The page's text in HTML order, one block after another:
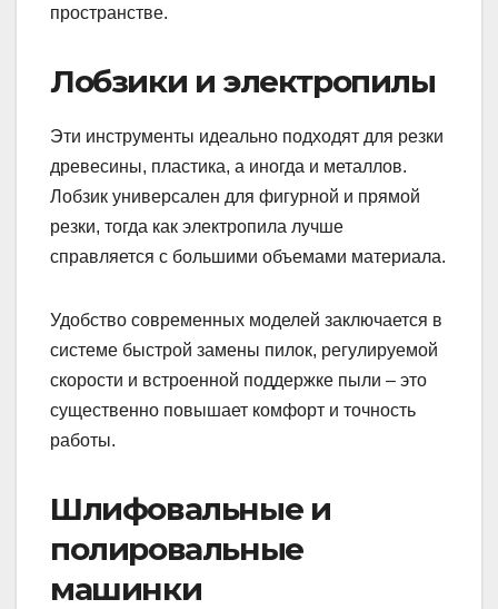
пространстве.
Лобзики и электропилы
Эти инструменты идеально подходят для резки
древесины, пластика, а иногда и металлов.
Лобзик универсален для фигурной и прямой
резки, тогда как электропила лучше
справляется с большими объемами материала.
Удобство современных моделей заключается в
системе быстрой замены пилок, регулируемой
скорости и встроенной поддержке пыли – это
существенно повышает комфорт и точность
работы.
Шлифовальные и
полировальные
машинки